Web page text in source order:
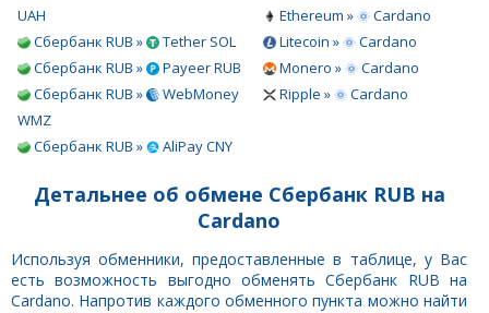
UAH
Сбербанк RUB »
Tether SOL
Сбербанк RUB »
Payeer RUB
Сбербанк RUB »
WebMoney
WMZ
Сбербанк RUB »
AliPay CNY
Ethereum »
Cardano
Litecoin »
Cardano
Monero »
Cardano
Ripple »
Cardano
Детальнее об обмене Сбербанк RUB на
Cardano
Используя обменники, предоставленные в таблице, у Вас
есть возможность выгодно обменять Сбербанк RUB на
Cardano. Напротив каждого обменного пункта можно найти